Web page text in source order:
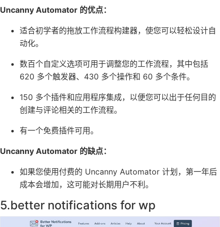
Uncanny Automator 的优点：
适合初学者的拖放工作流程构建器，使您可以轻松设计自
动化。
数百个自定义选项可用于调整您的工作流程，其中包括
620 多个触发器、430 多个操作和 60 多个条件。
150 多个插件和应用程序集成，以便您可以出于任何目的
创建与评论相关的工作流程。
有一个免费插件可用。
Uncanny Automator 的缺点：
如果您使用付费的 Uncanny Automator 计划，第一年后
成本会增加，这可能对长期用户不利。
5.better notifications for wp